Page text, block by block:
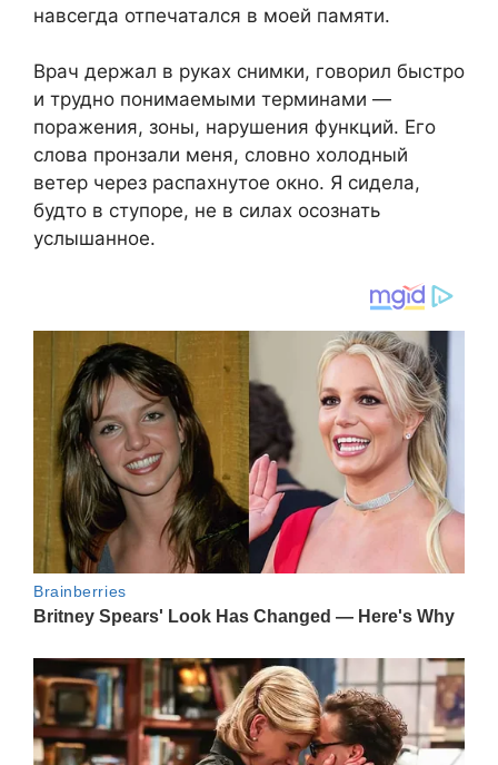
навсегда отпечатался в моей памяти.
Врач держал в руках снимки, говорил быстро
и трудно понимаемыми терминами —
поражения, зоны, нарушения функций. Его
слова пронзали меня, словно холодный
ветер через распахнутое окно. Я сидела,
будто в ступоре, не в силах осознать
услышанное.